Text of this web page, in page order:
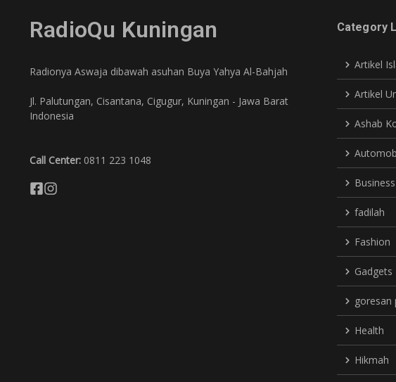
RadioQu Kuningan
Radionya Aswaja dibawah asuhan Buya Yahya Al-Bahjah
Jl. Palutungan, Cisantana, Cigugur, Kuningan - Jawa Barat
Indonesia
Call Center: 0811 223 1048
Category
Artikel
Artikel
Ashab
Business
fadilah
Fashion
Gadgets
goresan
Health
Hikmah